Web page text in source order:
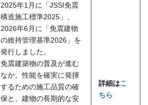
2025年1月に「JSSI免震
構造施工標準2025」、
2026年6月に「免震建物
の維持管理基準2026」を
発行しました。
免震建築物の普及が進む
なか、性能を確実に発揮
するための施工品質の確
保と、建物の長期的な安
詳細はこ
ちら